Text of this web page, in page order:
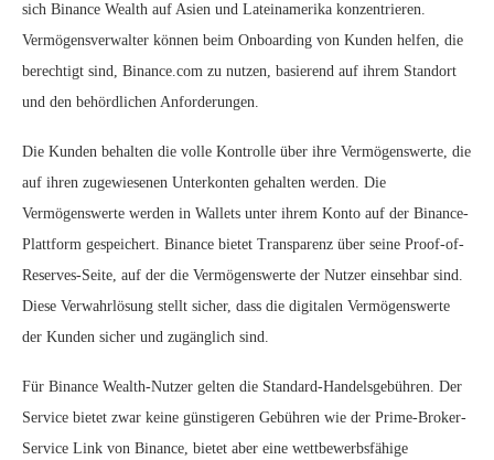
sich Binance Wealth auf Asien und Lateinamerika konzentrieren.
Vermögensverwalter können beim Onboarding von Kunden helfen, die
berechtigt sind, Binance.com zu nutzen, basierend auf ihrem Standort
und den behördlichen Anforderungen.
Die Kunden behalten die volle Kontrolle über ihre Vermögenswerte, die
auf ihren zugewiesenen Unterkonten gehalten werden. Die
Vermögenswerte werden in Wallets unter ihrem Konto auf der Binance-
Plattform gespeichert. Binance bietet Transparenz über seine Proof-of-
Reserves-Seite, auf der die Vermögenswerte der Nutzer einsehbar sind.
Diese Verwahrlösung stellt sicher, dass die digitalen Vermögenswerte
der Kunden sicher und zugänglich sind.
Für Binance Wealth-Nutzer gelten die Standard-Handelsgebühren. Der
Service bietet zwar keine günstigeren Gebühren wie der Prime-Broker-
Service Link von Binance, bietet aber eine wettbewerbsfähige